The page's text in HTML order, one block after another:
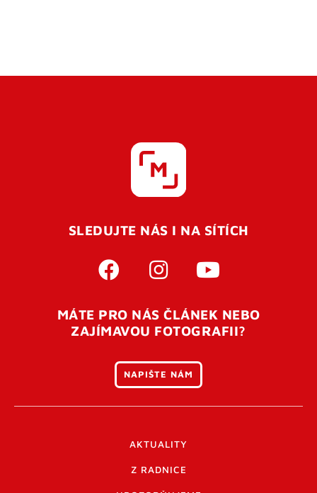
SLEDUJTE NÁS I NA SÍTÍCH
MÁTE PRO NÁS ČLÁNEK NEBO
ZAJÍMAVOU FOTOGRAFII?
NAPIŠTE NÁM
AKTUALITY
Z RADNICE